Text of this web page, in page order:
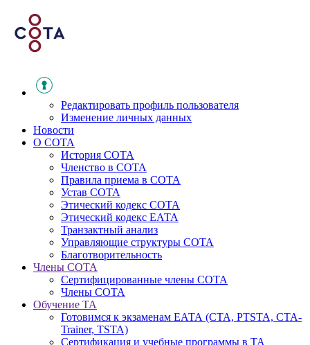
Редактировать профиль пользователя
Изменение личных данных
Новости
О СОТА
История СОТА
Членство в СОТА
Правила приема в СОТА
Устав СОТА
Этический кодекс СОТА
Этический кодекс ЕАТА
Транзактный анализ
Управляющие структуры СОТА
Благотворительность
Члены СОТА
Сертифицированные члены СОТА
Члены СОТА
Обучение ТА
Готовимся к экзаменам ЕАТА (СТА, PTSTA, СТА-
Trainer, TSTA)
Сертификация и учебные программы в ТА